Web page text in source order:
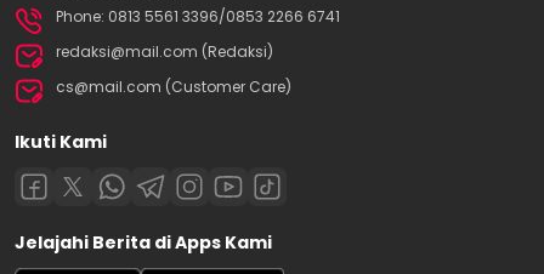
Phone: 0813 5561 3396/0853 2266 6741
redaksi@mail.com (Redaksi)
cs@mail.com (Customer Care)
Ikuti Kami
Jelajahi Berita di Apps Kami